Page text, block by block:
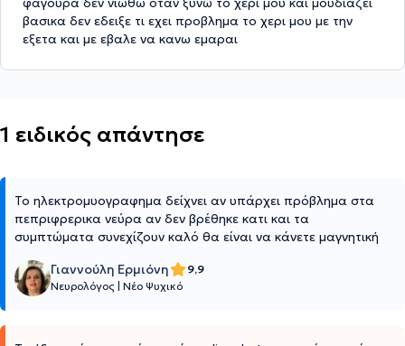
βασικα δεν εδειξε τι εχει προβλημα το χερι μου με την
εξετα και με εβαλε να κανω εμαραι
1 ειδικός απάντησε
Το ηλεκτρομυογραφημα δείχνει αν υπάρχει πρόβλημα στα
πεπριφρερικα νεύρα αν δεν βρέθηκε κατι και τα
συμπτώματα συνεχίζουν καλό θα είναι να κάνετε μαγνητική
Γιαννούλη Ερμιόνη
9,9
Νευρολόγος Νέο Ψυχικό